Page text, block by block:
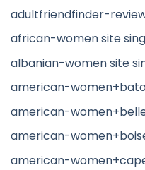
adultfriendfinder-
african-women site
albanian-women site
american-
american-
american-
american-